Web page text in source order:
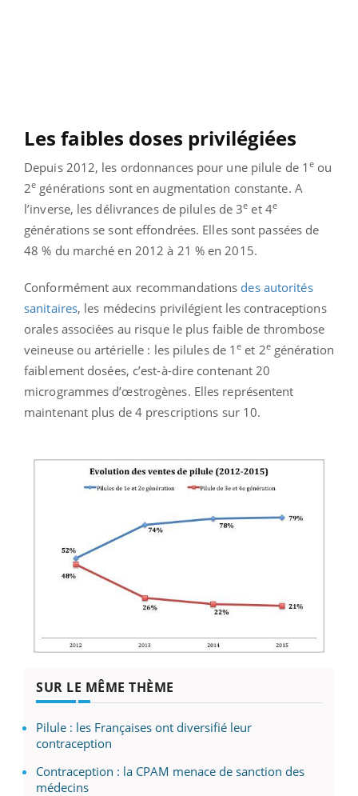
Les faibles doses privilégiées
Depuis 2012, les ordonnances pour une pilule de 1 e ou
2e générations sont en augmentation constante. A
l’inverse, les délivrances de pilules de 3e et 4e
générations se sont effondrées. Elles sont passées de
48 % du marché en 2012 à 21 % en 2015.
Conformément aux recommandations des autorités
sanitaires, les médecins privilégient les contraceptions
orales associées au risque le plus faible de thrombose
veineuse ou artérielle : les pilules de 1e et 2egénération
faiblement dosées, c’est-à-dire contenant 20
microgrammes d’œstrogènes. Elles représentent
maintenant plus de 4 prescriptions sur 10.
SUR LE MÊME THÈME
Pilule : les Françaises ont diversifié leur
contraception
Contraception : la CPAM menace de sanction des
médecins